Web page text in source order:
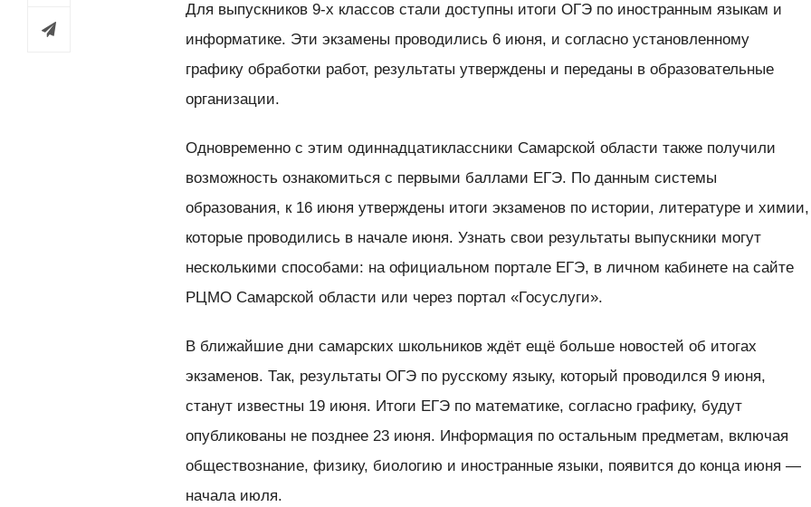
Для выпускников 9-х классов стали доступны итоги ОГЭ по иностранным языкам и
информатике. Эти экзамены проводились 6 июня, и согласно установленному
графику обработки работ, результаты утверждены и переданы в образовательные
организации.
Одновременно с этим одиннадцатиклассники Самарской области также получили
возможность ознакомиться с первыми баллами ЕГЭ. По данным системы
образования, к 16 июня утверждены итоги экзаменов по истории, литературе и химии,
которые проводились в начале июня. Узнать свои результаты выпускники могут
несколькими способами: на официальном портале ЕГЭ, в личном кабинете на сайте
РЦМО Самарской области или через портал «Госуслуги».
В ближайшие дни самарских школьников ждёт ещё больше новостей об итогах
экзаменов. Так, результаты ОГЭ по русскому языку, который проводился 9 июня,
станут известны 19 июня. Итоги ЕГЭ по математике, согласно графику, будут
опубликованы не позднее 23 июня. Информация по остальным предметам, включая
обществознание, физику, биологию и иностранные языки, появится до конца июня —
начала июля.